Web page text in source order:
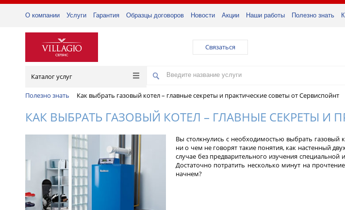
О компании Услуги Гарантия Образцы договоров Новости Акции Наши работы Полезно знать
Связаться
Каталог услуг
Полезно знать Как выбрать газовый котел – главные секреты и практические советы от Сервиспойнт
КАК ВЫБРАТЬ ГАЗОВЫЙ КОТЕЛ – ГЛАВНЫЕ СЕКРЕТЫ И
Вы столкнулись с необходимостью выбрать газовый
ни о чем не говорят такие понятия, как настенный
случае без предварительного изучения
Достаточно потратить несколько минут на
начнем?